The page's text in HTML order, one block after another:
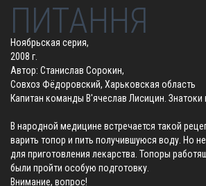
ПИТАННЯ
Ноябрьская серия,
2008 г.
Автор: Станислав Сорокин,
Совхоз Фёдоровский, Харьковская область
Капитан команды В'ячеслав Лисицин. Знатоки
В народной медицине встречается такой
варить топор и пить получившуюся воду. Но
для приготовления лекарства. Топоры
были пройти особую подготовку.
Внимание, вопрос!